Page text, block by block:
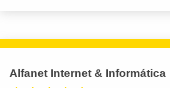
Alfanet Internet & Informática